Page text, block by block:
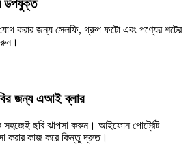
উপযুক্ত
করার জন্য সেলফি, গ্রুপ ফটো এবং পণ্যের শটের
জন্য এআই ব্লার
সহজেই ছবি ঝাপসা করুন। আইফোন পোর্ট্রেট
করার কাজ করে কিন্তু দ্রুত।